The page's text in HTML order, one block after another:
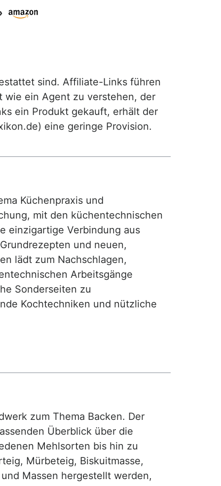
sind. Affiliate-Links führen
wie ein Agent zu verstehen, der
ein Produkt gekauft, erhält der
eine geringe Provision.
Küchenpraxis und
mit den küchentechnischen
einzigartige Verbindung aus
und neuen,
lädt zum Nachschlagen,
Arbeitsgänge
Sonderseiten zu
Kochtechniken und nützliche
zum Thema Backen. Der
Überblick über die
Mehlsorten bis hin zu
Mürbeteig, Biskuitmasse,
Massen hergestellt werden,